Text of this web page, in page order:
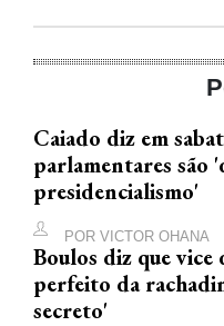
Caiado diz em
parlamentares são
presidencialismo'
POR VICTOR OHANA
Boulos diz que vice
perfeito da
secreto'